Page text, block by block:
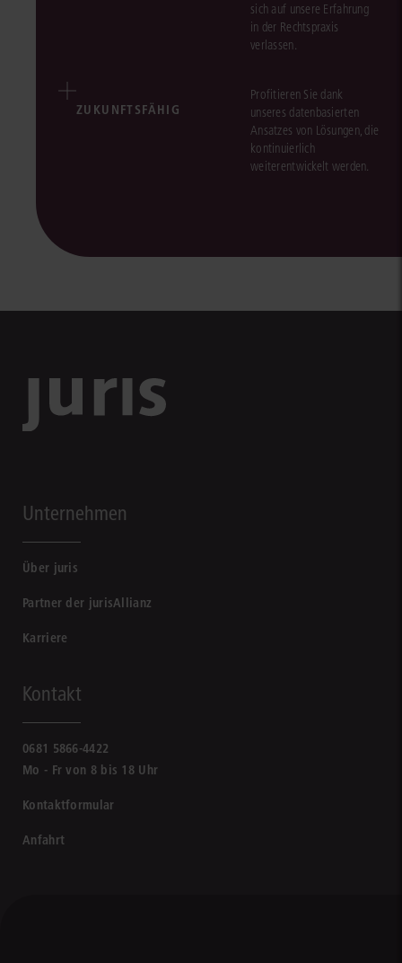
sich auf unsere Erfahrung
in der Rechtspraxis
verlassen.
ZUKUNFTSFÄHIG
Profitieren Sie dank
unseres datenbasierten
Ansatzes von Lösungen, die
kontinuierlich
weiterentwickelt werden.
Unternehmen
Über juris
Partner der jurisAllianz
Karriere
Kontakt
0681 5866-4422
Mo - Fr von 8 bis 18 Uhr
Kontaktformular
Anfahrt